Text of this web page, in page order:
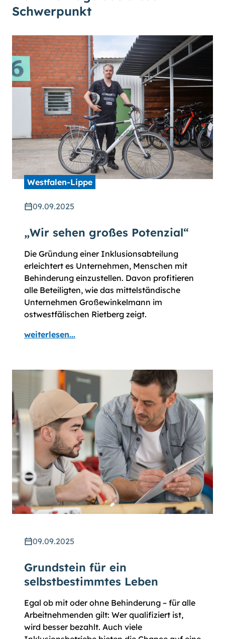
Schwerpunkt
Westfalen-Lippe
09.09.2025
„Wir sehen großes Potenzial“
Die Gründung einer Inklusionsabteilung
erleichtert es Unternehmen, Menschen mit
Behinderung einzustellen. Davon profitieren
alle Beteiligten, wie das mittelständische
Unternehmen Großewinkelmann im
ostwestfälischen Rietberg zeigt.
weiterlesen...
09.09.2025
Grundstein für ein
selbstbestimmtes Leben
Egal ob mit oder ohne Behinderung – für alle
Arbeitnehmenden gilt: Wer qualifiziert ist,
wird besser bezahlt. Auch viele